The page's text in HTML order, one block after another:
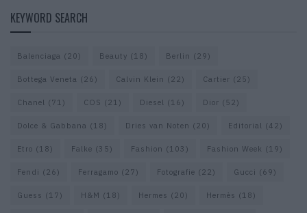
KEYWORD SEARCH
Balenciaga (20) Beauty (18) Berlin (29)
Bottega Veneta (26) Calvin Klein (22) Cartier (25)
Chanel (71) COS (21) Diesel (16) Dior (52)
Dolce & Gabbana (18) Dries van Noten (20) Editorial (42)
Etro (18) Falke (35) Fashion (103) Fashion Week (19)
Fendi (26) Ferragamo (27) Fotografie (22) Gucci (69)
Guess (17) H&M (18) Hermes (20) Hermès (18)